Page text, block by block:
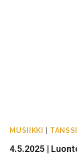
MUSIIKKI | TANSSI
4.5.2025 |